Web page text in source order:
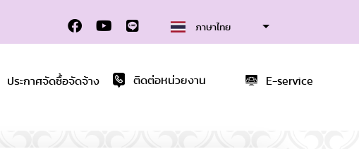
ภาษาไทย
ประกาศจัดซื้อจัดจ้าง ติดต่อหน่วยงาน E-service